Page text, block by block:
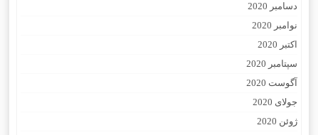
دسامبر 2020
نوامبر 2020
اکتبر 2020
سپتامبر 2020
آگوست 2020
جولای 2020
ژوئن 2020